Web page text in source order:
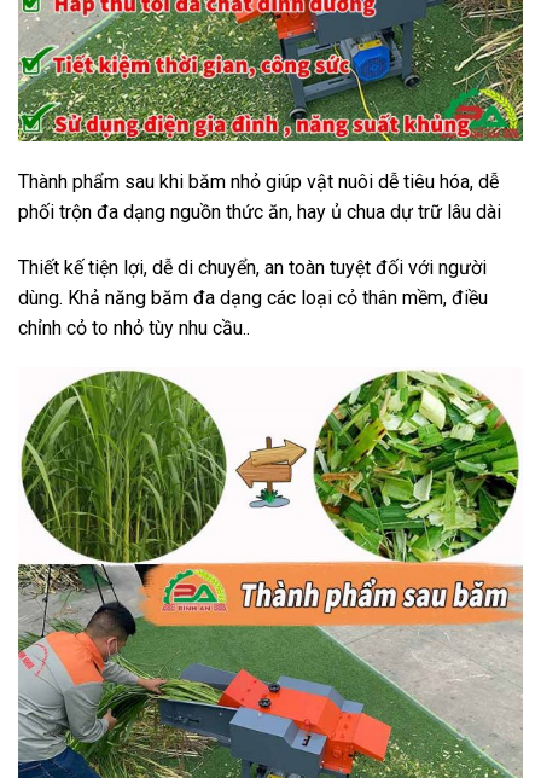
Thành phẩm sau khi băm nhỏ giúp vật nuôi dễ tiêu hóa, dễ
phối trộn đa dạng nguồn thức ăn, hay ủ chua dự trữ lâu dài
Thiết kế tiện lợi, dễ di chuyển, an toàn tuyệt đối với người
dùng. Khả năng băm đa dạng các loại cỏ thân mềm, điều
chỉnh cỏ to nhỏ tùy nhu cầu..